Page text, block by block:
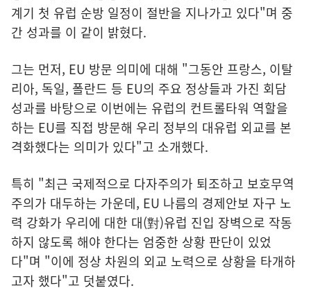
계기 첫 유럽 순방 일정이 절반을 지나가고 있다"며 중
간 성과를 이 같이 밝혔다.
그는 먼저, EU 방문 의미에 대해 "그동안 프랑스, 이탈
리아, 독일, 폴란드 등 EU의 주요 정상들과 가진 회담
성과를 바탕으로 이번에는 유럽의 컨트롤타워 역할을
하는 EU를 직접 방문해 우리 정부의 대유럽 외교를 본
격화했다는 의미가 있다"고 소개했다.
특히 "최근 국제적으로 다자주의가 퇴조하고 보호무역
주의가 대두하는 가운데, EU 나름의 경제안보 자구 노
력 강화가 우리에 대한 대(對)유럽 진입 장벽으로 작동
하지 않도록 해야 한다는 엄중한 상황 판단이 있었
다"며 "이에 정상 차원의 외교 노력으로 상황을 타개하
고자 했다"고 덧붙였다.